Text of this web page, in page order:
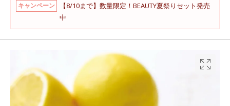
キャンペーン
【8/10まで】数量限定！BEAUTY夏祭りセット発売
中